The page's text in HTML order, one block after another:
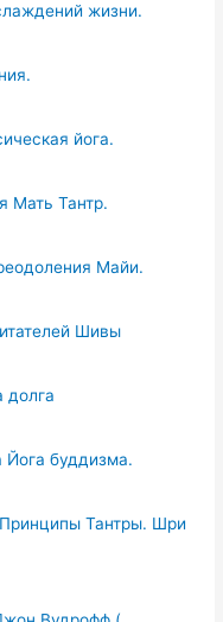
жизни.
йога.
Мать Тантр.
Майи.
Шивы
долга
Йога буддизма.
Тантры. Шри